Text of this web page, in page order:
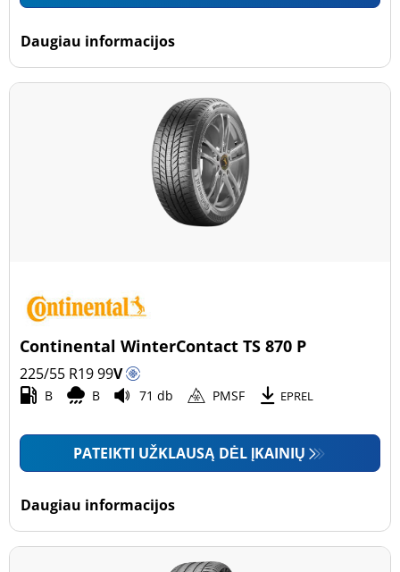
Daugiau informacijos
Continental WinterContact TS 870 P
225/55 R1999V
B B 71 db PMSF EPREL
PATEIKTI UŽKLAUSĄ DĖL ĮKAINIŲ
Daugiau informacijos